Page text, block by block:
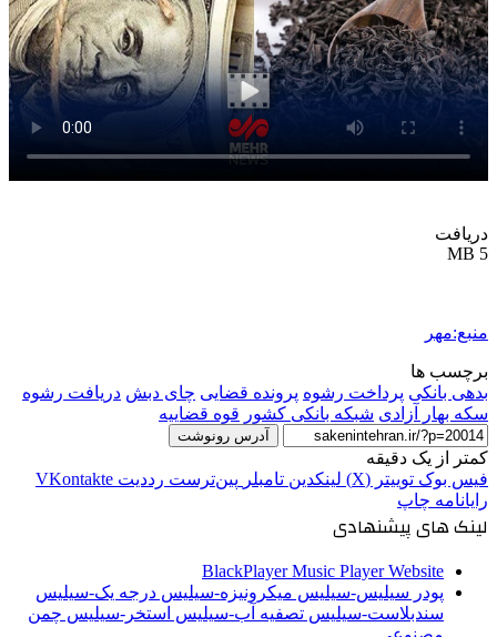
دریافت
5 MB
منبع:مهر
برچسب ها
بدهی بانکی پرداخت رشوه پرونده قضایی چای دبش دریافت رشوه
سکه بهار آزادی شبکه بانکی کشور قوه قضاییه
آدرس رونوشت
کمتر از یک دقیقه
فیس بوک توییتر (X) لینکدین ‫تامبلر ‫پین‌ترست ‫رددیت ‫VKontakte
رایانامه چاپ
لینک های پیشنهادی
BlackPlayer Music Player Website
پودر سیلیس-سیلیس میکرونیزه-سیلیس درجه یک-سیلیس
سندبلاست-سیلیس تصفیه آب-سیلیس استخر-سیلیس چمن